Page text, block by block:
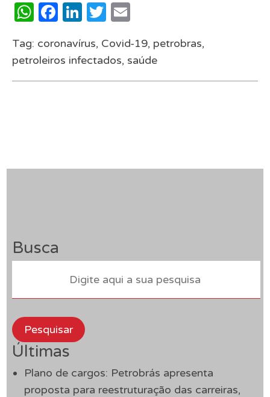
WhatsApp
Facebook
LinkedIn
Twitter
Tag: coronavírus, Covid-19, petrobras,
petroleiros infectados, saúde
Busca
Pesquisar
Últimas
Plano de cargos: Petrobrás apresenta
proposta para reestruturação das carreiras,